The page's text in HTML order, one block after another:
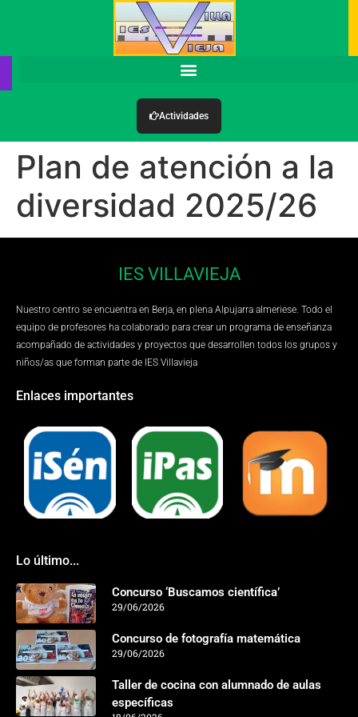
Actividades
Plan de atención a la
diversidad 2025/26
IES VILLAVIEJA
Nuestro centro se encuentra en Berja, en plena Alpujarra almeriese. Todo el
equipo de profesores ha colaborado para crear un programa de enseñanza
acompañado de actividades y proyectos que desarrollen todos los grupos y
niños/as que forman parte de IES Villavieja
Enlaces importantes
Lo último...
Concurso ‘Buscamos científica’
29/06/2026
Concurso de fotografía matemática
29/06/2026
Taller de cocina con alumnado de aulas
específicas